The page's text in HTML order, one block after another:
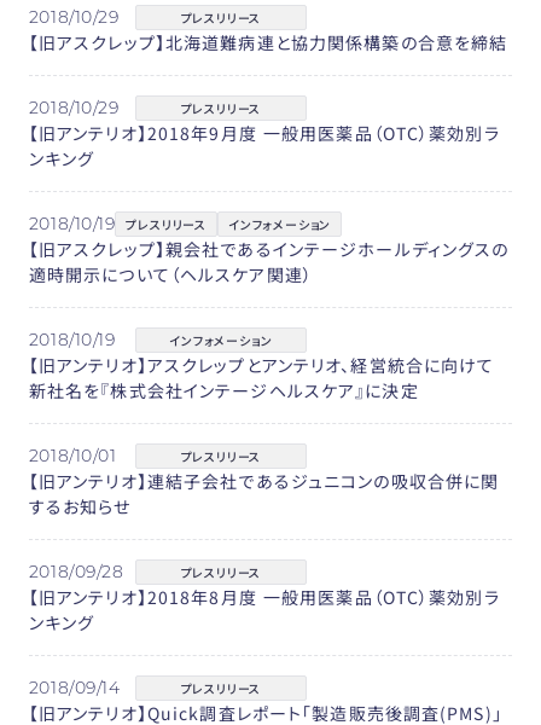
2018/10/29 プレスリリース
【旧アスクレップ】北海道難病連と協力関係構築の合意を締結
2018/10/29 プレスリリース
【旧アンテリオ】2018年9月度 一般用医薬品（OTC）薬効別ラ
ンキング
2018/10/19 プレスリリース インフォメーション
【旧アスクレップ】親会社であるインテージホールディングスの
適時開示について（ヘルスケア関連）
2018/10/19 インフォメーション
【旧アンテリオ】アスクレップとアンテリオ、経営統合に向けて
新社名を『株式会社インテージヘルスケア』に決定
2018/10/01 プレスリリース
【旧アンテリオ】連結子会社であるジュニコンの吸収合併に関
するお知らせ
2018/09/28 プレスリリース
【旧アンテリオ】2018年8月度 一般用医薬品（OTC）薬効別ラ
ンキング
2018/09/14 プレスリリース
【旧アンテリオ】Quick調査レポート「製造販売後調査(PMS)」